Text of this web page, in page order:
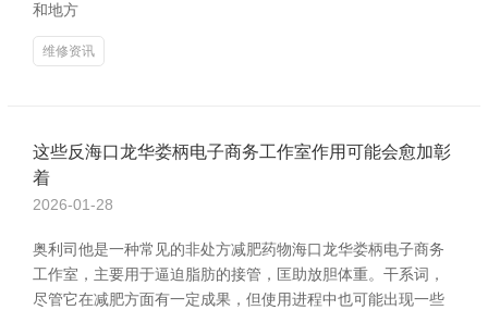
和地方
维修资讯
这些反海口龙华娄柄电子商务工作室作用可能会愈加彰
着
2026-01-28
奥利司他是一种常见的非处方减肥药物海口龙华娄柄电子商务
工作室，主要用于逼迫脂肪的接管，匡助放胆体重。干系词，
尽管它在减肥方面有一定成果，但使用进程中也可能出现一些